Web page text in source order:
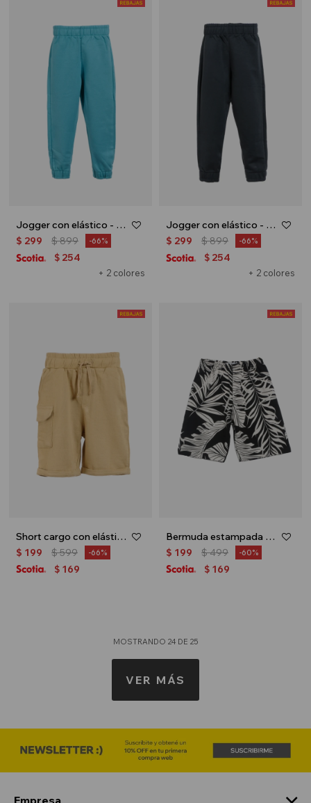
Jogger con elástico - Verde
+ 2 colores
$ 299 $899 66
$ 254
Jogger con elástico - Gris oscuro
+ 2 colores
$ 299 $899 66
$ 254
Short cargo con elástico - Beige
$ 199 $599 66
$ 169
Bermuda estampada - Gris oscuro
$ 199 $499 60
$ 169
MOSTRANDO 24 DE 25
VER MÁS
Empresa